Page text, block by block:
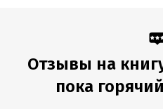
Подробная информация
Дата написания:13 августа 2025
Отзывы на
пока